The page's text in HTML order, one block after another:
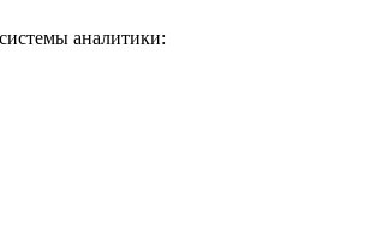
аналитики: